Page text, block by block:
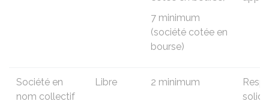
7 minimum
(société cotée en
bourse)
Société en
nom collectif
Libre 2 minimum